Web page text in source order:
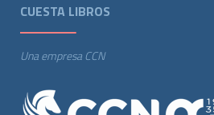
CUESTA LIBROS
Una empresa CCN